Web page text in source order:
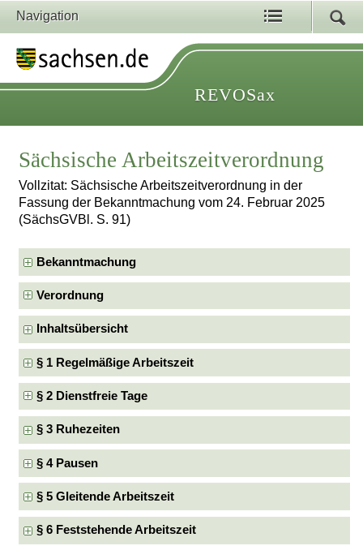
Navigation
REVOSax
Sächsische Arbeitszeitverordnung
Vollzitat: Sächsische Arbeitszeitverordnung in der
Fassung der Bekanntmachung vom 24. Februar 2025
(SächsGVBl. S. 91)
Bekanntmachung
Verordnung
Inhaltsübersicht
§ 1 Regelmäßige Arbeitszeit
§ 2 Dienstfreie Tage
§ 3 Ruhezeiten
§ 4 Pausen
§ 5 Gleitende Arbeitszeit
§ 6 Feststehende Arbeitszeit